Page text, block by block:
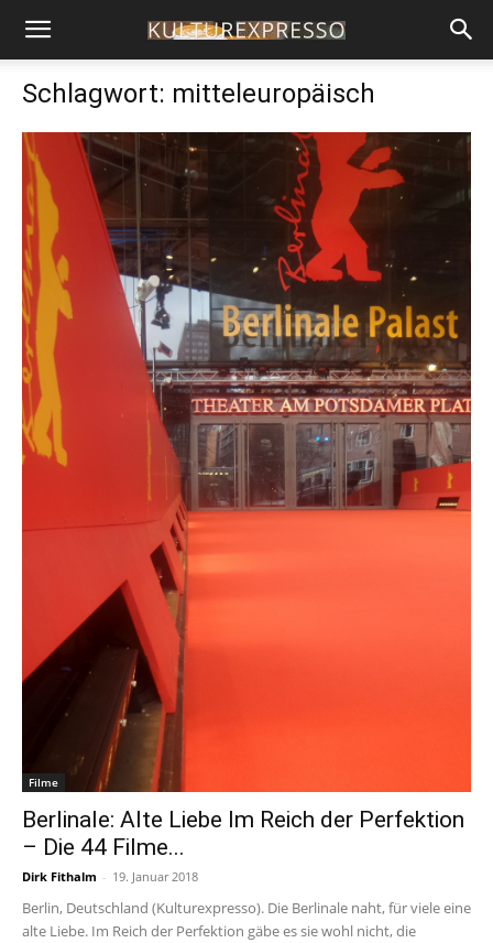
Schlagwort: mitteleuropäisch
Filme
Berlinale: Alte Liebe Im Reich der Perfektion
– Die 44 Filme...
Dirk Fithalm - 19. Januar 2018
Berlin, Deutschland (Kulturexpresso). Die Berlinale naht, für viele eine
alte Liebe. Im Reich der Perfektion gäbe es sie wohl nicht, die